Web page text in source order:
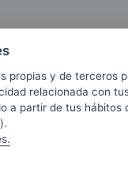
el gasóleo y
emitidas.
propias y de terceros
relacionada con
a partir de tus hábitos